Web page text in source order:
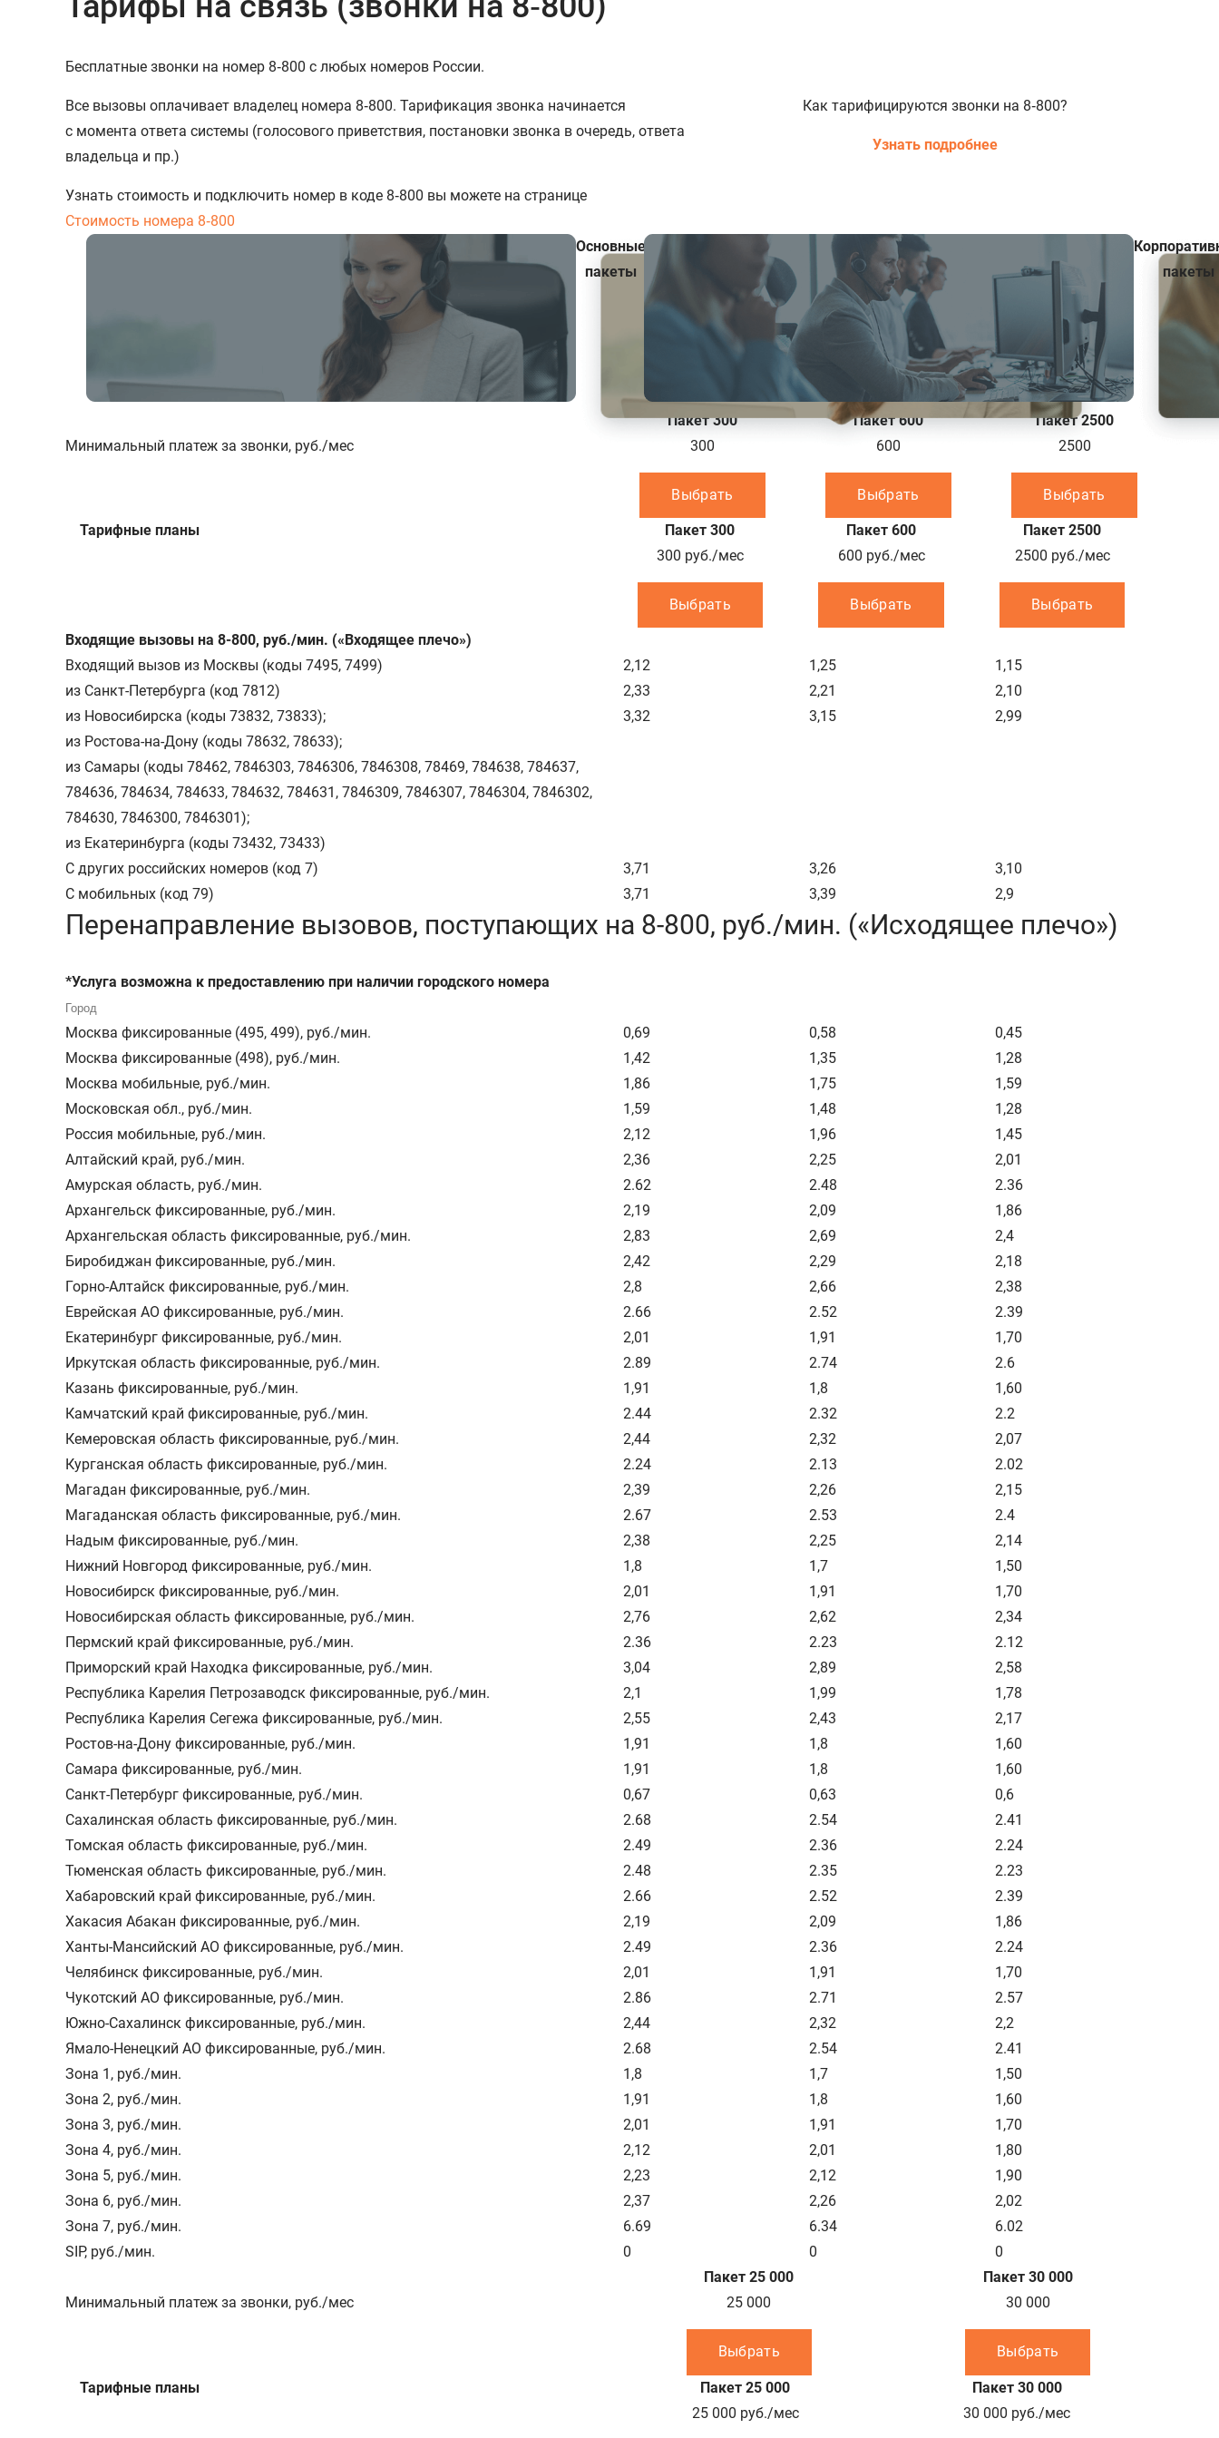
Бесплатные звонки на номер 8‑800 с любых номеров России.
Все вызовы оплачивает владелец номера 8‑800. Тарификация звонка начинается
с момента ответа системы (голосового приветствия, постановки звонка в очередь, ответа
владельца и пр.)
Узнать стоимость и подключить номер в коде 8‑800 вы можете на странице
Стоимость номера 8‑800
Как тарифицируются звонки на 8‑800?
Узнать подробнее
Основные
пакеты
пакеты
Пакет 300 Пакет 600
Пакет 2500
Минимальный платеж за звонки, руб./мес
300
Выбрать
600
Выбрать
2500
Выбрать
Тарифные планы
Пакет 300
300 руб./мес
Выбрать
Пакет 600
600 руб./мес
Выбрать
Пакет 2500
2500 руб./мес
Выбрать
Входящие вызовы на 8-800, руб./мин. («Входящее плечо»)
Входящий вызов из Москвы (коды 7495, 7499)
2,12 1,25
1,15
из Санкт-Петербурга (код 7812)
2,33 2,21
2,10
из Новосибирска (коды 73832, 73833);
из Ростова-на-Дону (коды 78632, 78633);
из Самары (коды 78462, 7846303, 7846306, 7846308, 78469, 784638, 784637,
784636, 784634, 784633, 784632, 784631, 7846309, 7846307, 7846304, 7846302,
784630, 7846300, 7846301);
из Екатеринбурга (коды 73432, 73433)
3,32 3,15 2,99
С других российских номеров (код 7) 3,71 3,26
3,10
С мобильных (код 79)
3,71 3,39 2,9
Перенаправление вызовов, поступающих на 8-800, руб./мин. («Исходящее плечо»)
*Услуга возможна к предоставлению при наличии городского номера
Москва фиксированные (495, 499), руб./мин. 0,69 0,58
0,45
Москва фиксированные (498), руб./мин. 1,42 1,35
1,28
Москва мобильные, руб./мин. 1,86 1,75
1,59
Московская обл., руб./мин. 1,59 1,48
1,28
Россия мобильные, руб./мин. 2,12 1,96
1,45
Алтайский край, руб./мин. 2,36 2,25
2,01
Амурская область, руб./мин. 2.62 2.48
2.36
Архангельск фиксированные, руб./мин. 2,19 2,09
1,86
Архангельская область фиксированные, руб./мин. 2,83 2,69
2,4
Биробиджан фиксированные, руб./мин. 2,42 2,29
2,18
Горно-Алтайск фиксированные, руб./мин. 2,8 2,66
2,38
Еврейская АО фиксированные, руб./мин. 2.66 2.52
2.39
Екатеринбург фиксированные, руб./мин. 2,01 1,91
1,70
Иркутская область фиксированные, руб./мин. 2.89 2.74
2.6
Казань фиксированные, руб./мин. 1,91 1,8
1,60
Камчатский край фиксированные, руб./мин. 2.44 2.32
2.2
Кемеровская область фиксированные, руб./мин. 2,44 2,32
2,07
Курганская область фиксированные, руб./мин. 2.24 2.13
2.02
Магадан фиксированные, руб./мин. 2,39 2,26
2,15
Магаданская область фиксированные, руб./мин. 2.67 2.53
2.4
Надым фиксированные, руб./мин. 2,38 2,25
2,14
Нижний Новгород фиксированные, руб./мин. 1,8 1,7
1,50
Новосибирск фиксированные, руб./мин. 2,01 1,91
1,70
Новосибирская область фиксированные, руб./мин. 2,76 2,62
2,34
Пермский край фиксированные, руб./мин. 2.36 2.23
2.12
Приморский край Находка фиксированные, руб./мин. 3,04 2,89
2,58
Республика Карелия Петрозаводск фиксированные, руб./мин. 2,1 1,99
1,78
Республика Карелия Сегежа фиксированные, руб./мин. 2,55 2,43
2,17
Ростов-на-Дону фиксированные, руб./мин. 1,91 1,8
1,60
Самара фиксированные, руб./мин. 1,91 1,8
1,60
Санкт-Петербург фиксированные, руб./мин. 0,67 0,63
0,6
Сахалинская область фиксированные, руб./мин. 2.68 2.54
2.41
Томская область фиксированные, руб./мин. 2.49 2.36
2.24
Тюменская область фиксированные, руб./мин. 2.48 2.35
2.23
Хабаровский край фиксированные, руб./мин. 2.66 2.52
2.39
Хакасия Абакан фиксированные, руб./мин. 2,19 2,09
1,86
Ханты-Мансийский АО фиксированные, руб./мин. 2.49 2.36
2.24
Челябинск фиксированные, руб./мин. 2,01 1,91
1,70
Чукотский АО фиксированные, руб./мин. 2.86 2.71
2.57
Южно-Сахалинск фиксированные, руб./мин. 2,44 2,32
2,2
Ямало-Ненецкий АО фиксированные, руб./мин. 2.68 2.54
2.41
Зона 1 , руб./мин. 1,8 1,7
1,50
Зона 2, руб./мин. 1,91 1,8
1,60
Зона 3, руб./мин. 2,01 1,91
1,70
Зона 4, руб./мин. 2,12 2,01
1,80
Зона 5, руб./мин. 2,23 2,12
1,90
Зона 6, руб./мин. 2,37 2,26
2,02
Зона 7, руб./мин. 6.69 6.34
6.02
SIP, руб./мин. 0 0
0
Пакет 25 000
Пакет 30 000
Минимальный платеж за звонки, руб./мес
25 000
Выбрать
30 000
Выбрать
Тарифные планы
Пакет 25 000
25 000 руб./мес
Пакет 30 000
30 000 руб./мес